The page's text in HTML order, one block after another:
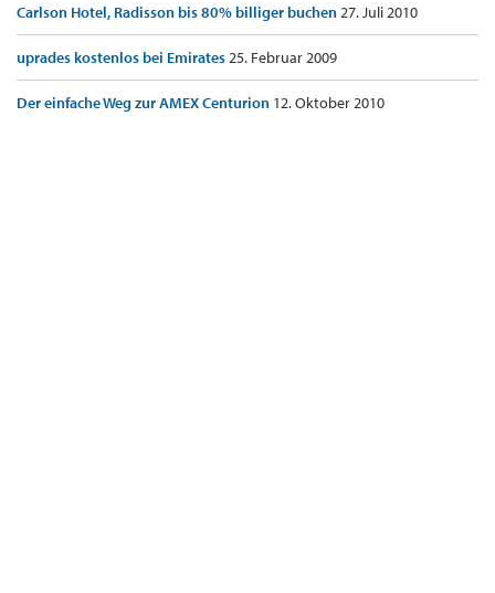
Carlson Hotel, Radisson bis 80% billiger buchen27. Juli 2010
uprades kostenlos bei Emirates25. Februar 2009
Der einfache Weg zur AMEX Centurion 12. Oktober 2010